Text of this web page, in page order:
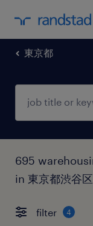
東京都
695
in 東京都渋谷
filter 4